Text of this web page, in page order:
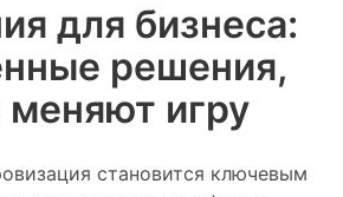
для бизнеса:
решения,
меняют игру
становится ключевым